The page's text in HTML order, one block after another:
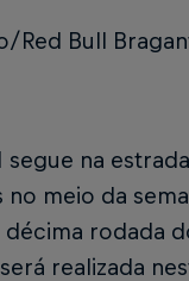
Red Bull
segue na
no meio da
décima rodada
realizada